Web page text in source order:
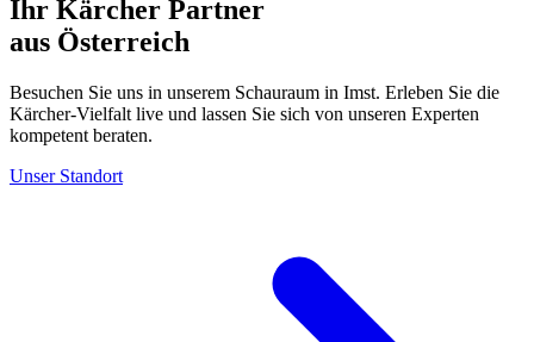
Ihr Kärcher Partner
aus Österreich
Besuchen Sie uns in unserem Schauraum in Imst. Erleben Sie die
Kärcher-Vielfalt live und lassen Sie sich von unseren Experten
kompetent beraten.
Unser Standort